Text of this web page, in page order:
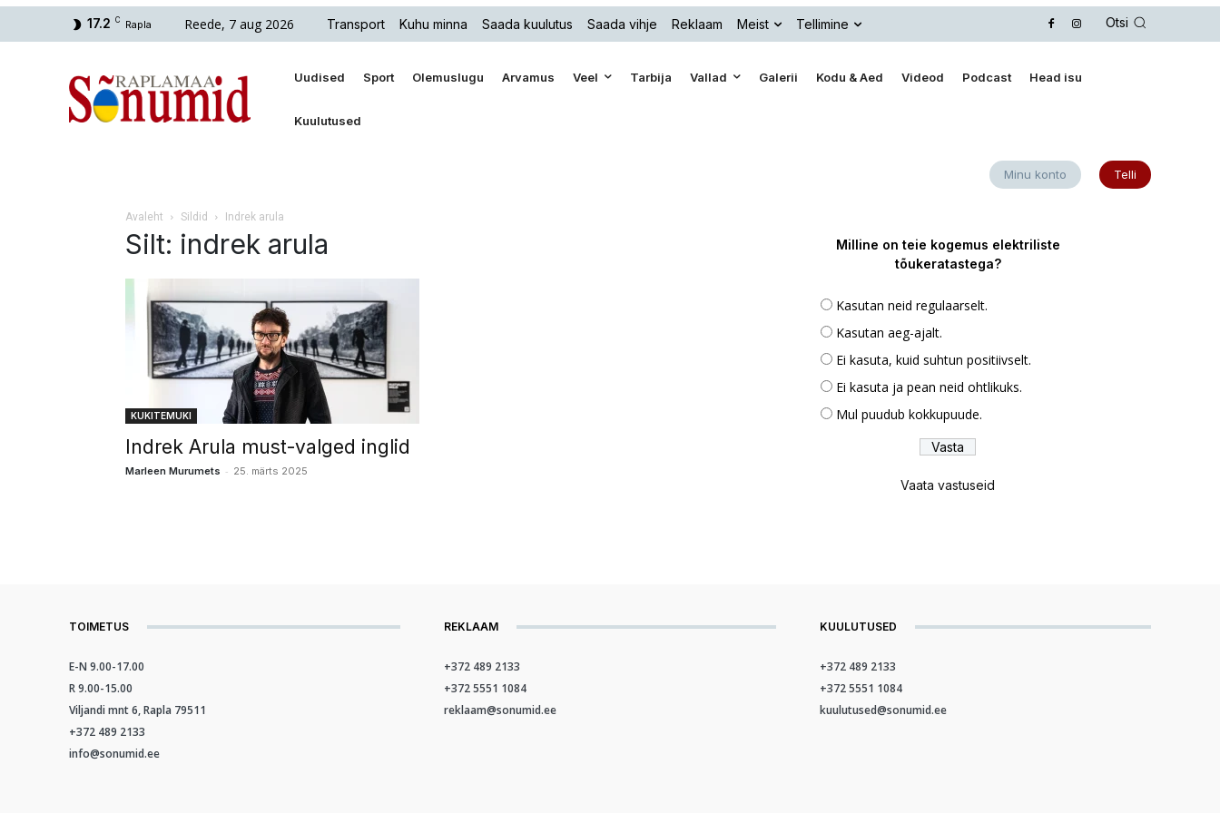
17.2 C Rapla Reede, 7 aug 2026 Transport Kuhu minna Saada kuulutus Saada vihje Reklaam Meist Tellimine Otsi
Uudised Sport Olemuslugu Arvamus Veel Tarbija Vallad Galerii Kodu & Aed Videod Podcast Head isu
Kuulutused
Minu konto Telli
Avaleht Sildid Indrek arula
Silt: indrek arula
KUKITEMUKI
Indrek Arula must-valged inglid
Marleen Murumets - 25. märts 2025
Milline on teie kogemus elektriliste
tõukeratastega?
Kasutan neid regulaarselt.
Kasutan aeg-ajalt.
Ei kasuta, kuid suhtun positiivselt.
Ei kasuta ja pean neid ohtlikuks.
Mul puudub kokkupuude.
Vaata vastuseid
TOIMETUS
E-N 9.00-17.00
R 9.00-15.00
Viljandi mnt 6, Rapla 79511
+372 489 2133
info@sonumid.ee
REKLAAM
+372 489 2133
+372 5551 1084
reklaam@sonumid.ee
KUULUTUSED
+372 489 2133
+372 5551 1084
kuulutused@sonumid.ee